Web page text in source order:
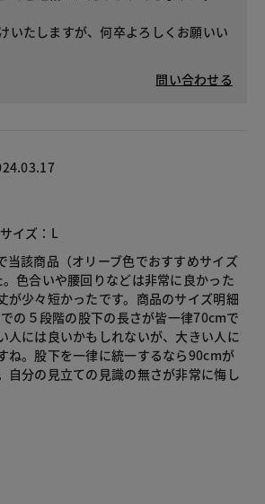
いたしますが、何卒よろしくお願いい
問い合わせる
サイズ：L
当該商品（オリーブ色でおすすめサイズ
色合いや腰回りなどは非常に良かった
が少々短かったです。商品のサイズ明細
の５段階の股下の長さが皆一律70cmで
人には良いかもしれないが、大きい人に
ね。股下を一律に統一するなら90cmが
自分の見立ての見識の無さが非常に悔し